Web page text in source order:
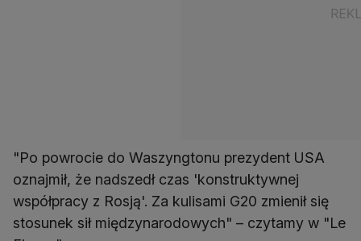
"Po powrocie do Waszyngtonu prezydent USA
oznajmił, że nadszedł czas 'konstruktywnej
współpracy z Rosją'. Za kulisami G20 zmienił się
stosunek sił międzynarodowych" – czytamy w "Le